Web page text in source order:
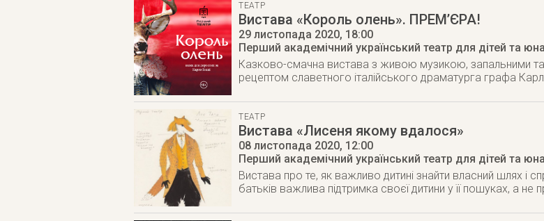
ТЕАТР
Вистава «Король олень». ПРЕМ’ЄРА!
29 листопада 2020, 18:00
Перший академічний український театр для дітей та
Казково-смачна вистава з живою музикою, запальними
рецептом славетного італійського драматурга графа
ТЕАТР
Вистава «Лисеня якому вдалося»
08 листопада 2020, 12:00
Перший академічний український театр для дітей та
Вистава про те, як важливо дитині знайти власний шлях і
батьків важлива підтримка своєї дитини у її пошуках, а